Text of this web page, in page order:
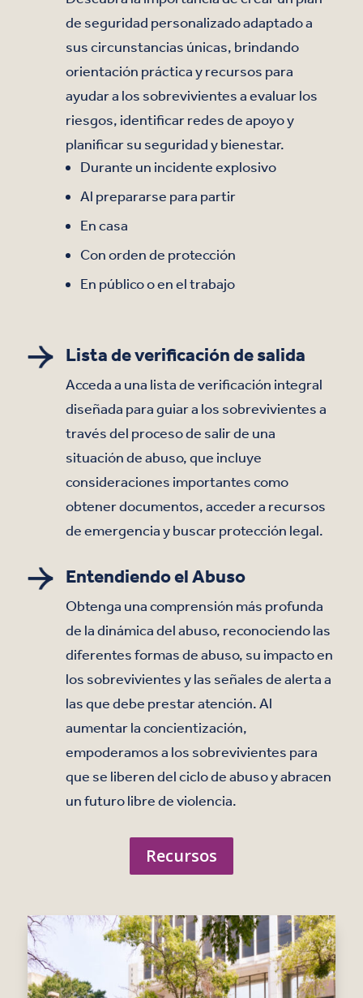
de seguridad personalizado adaptado a
sus circunstancias únicas, brindando
orientación práctica y recursos para
ayudar a los sobrevivientes a evaluar los
riesgos, identificar redes de apoyo y
planificar su seguridad y bienestar.
Durante un incidente explosivo
Al prepararse para partir
En casa
Con orden de protección
En público o en el trabajo
Lista de verificación de salida
Acceda a una lista de verificación integral
diseñada para guiar a los sobrevivientes a
través del proceso de salir de una
situación de abuso, que incluye
consideraciones importantes como
obtener documentos, acceder a recursos
de emergencia y buscar protección legal.
Entendiendo el Abuso
Obtenga una comprensión más profunda
de la dinámica del abuso, reconociendo las
diferentes formas de abuso, su impacto en
los sobrevivientes y las señales de alerta a
las que debe prestar atención. Al
aumentar la concientización,
empoderamos a los sobrevivientes para
que se liberen del ciclo de abuso y abracen
un futuro libre de violencia.
Recursos